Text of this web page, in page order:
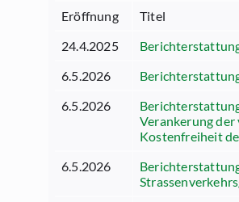
Eröffnung Titel
24.4.2025
6.5.2026
6.5.2026
Verankerung
Kostenfreiheit
6.5.2026